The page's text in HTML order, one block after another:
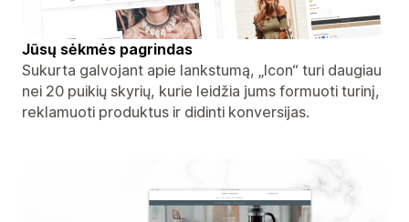
Jūsų sėkmės pagrindas
Sukurta galvojant apie lankstumą, „Icon“ turi daugiau
nei 20 puikių skyrių, kurie leidžia jums formuoti turinį,
reklamuoti produktus ir didinti konversijas.